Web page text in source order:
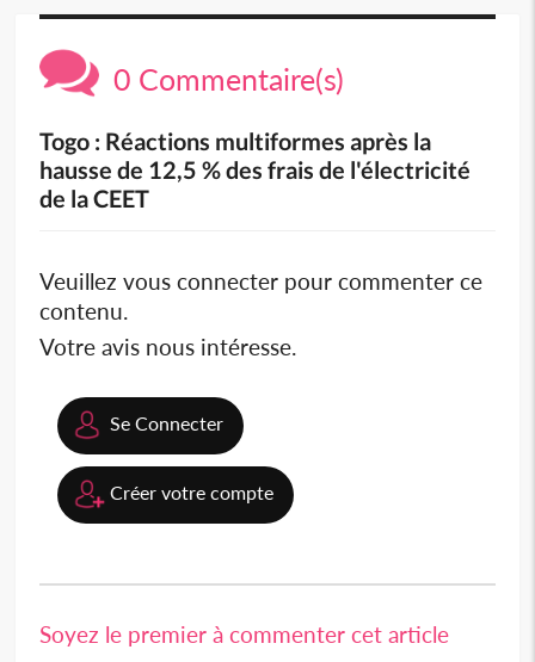
0 Commentaire(s)
Togo : Réactions multiformes après la
hausse de 12,5 % des frais de l'électricité
de la CEET
Veuillez vous connecter pour commenter ce
contenu.
Votre avis nous intéresse.
Se Connecter
Créer votre compte
Soyez le premier à commenter cet article